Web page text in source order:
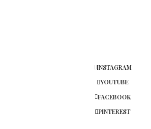
INSTAGRAM
YOUTUBE
FACEBOOK
PINTEREST